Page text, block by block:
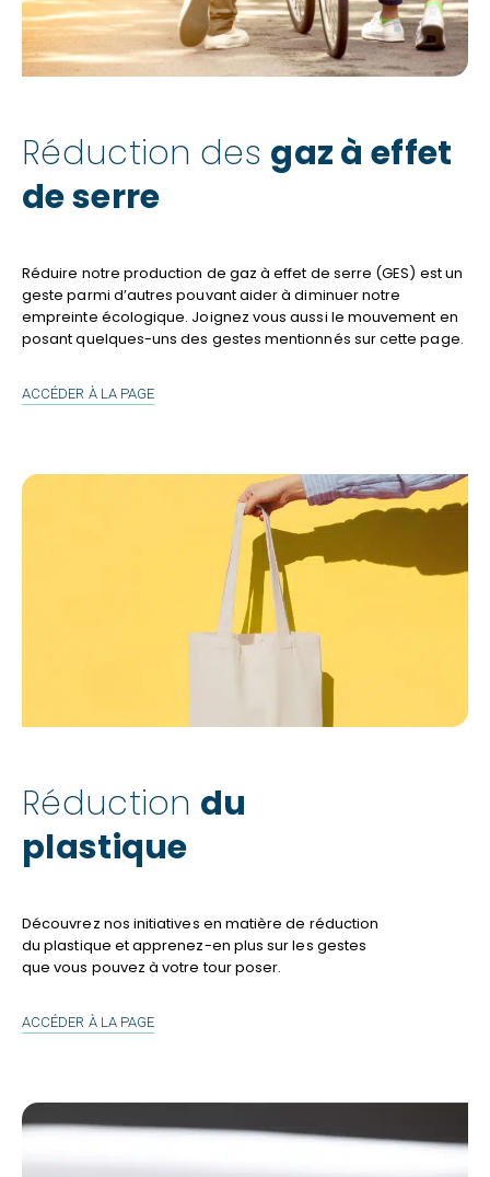
Réduction des gaz à effet
de serre
Réduire notre production de gaz à effet de serre (GES) est un
geste parmi d’autres pouvant aider à diminuer notre
empreinte écologique. Joignez vous aussi le mouvement en
posant quelques-uns des gestes mentionnés sur cette page.
ACCÉDER À LA PAGERÉDUCTION
Réduction du
plastique
Découvrez nos initiatives en matière de réduction
du plastique et apprenez-en plus sur les gestes
que vous pouvez à votre tour poser.
ACCÉDER À LA PAGERÉDUCTION